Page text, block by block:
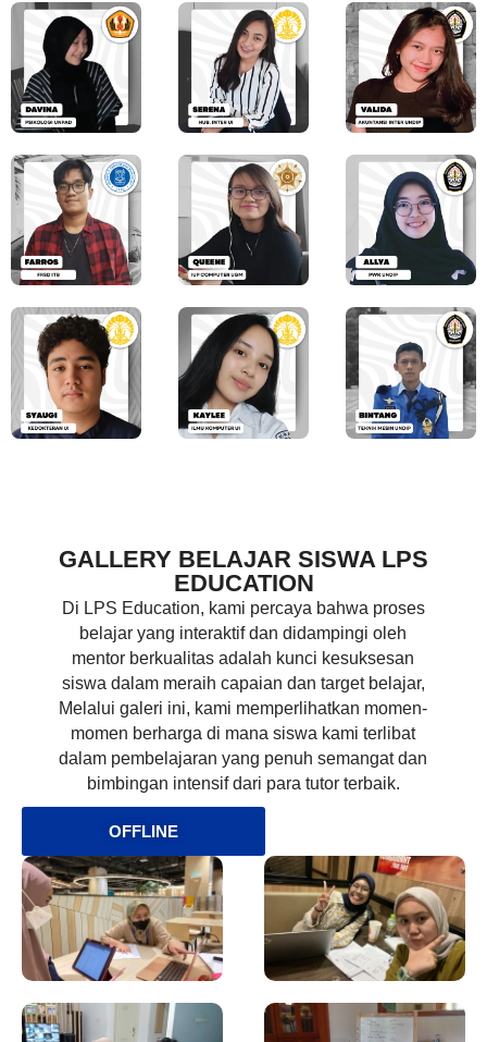
GALLERY BELAJAR SISWA LPS
EDUCATION
Di LPS Education, kami percaya bahwa proses
belajar yang interaktif dan didampingi oleh
mentor berkualitas adalah kunci kesuksesan
siswa dalam meraih capaian dan target belajar,
Melalui galeri ini, kami memperlihatkan momen-
momen berharga di mana siswa kami terlibat
dalam pembelajaran yang penuh semangat dan
bimbingan intensif dari para tutor terbaik.
OFFLINE